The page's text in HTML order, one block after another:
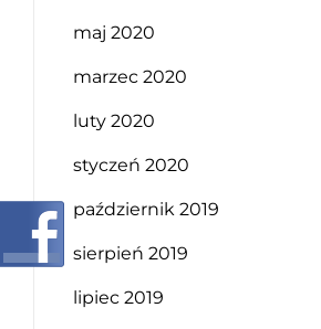
maj 2020
marzec 2020
luty 2020
styczeń 2020
październik 2019
sierpień 2019
lipiec 2019